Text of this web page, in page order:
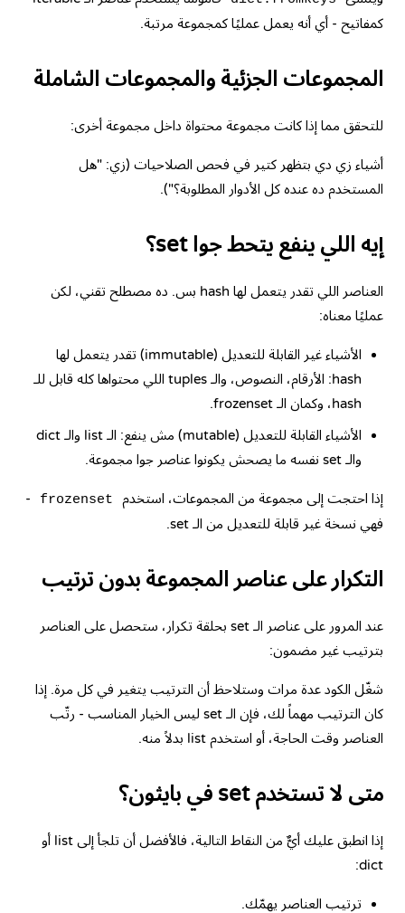
كمفاتيح - أي أنه يعمل عمليًا كمجموعة مرتبة.
المجموعات الجزئية والمجموعات الشاملة
للتحقق مما إذا كانت مجموعة محتواة داخل مجموعة أخرى:
أشياء زي دي بتظهر كتير في فحص الصلاحيات (زي: "هل
المستخدم ده عنده كل الأدوار المطلوبة؟").
إيه اللي ينفع يتحط جوا set؟
العناصر اللي تقدر يتعمل لها hash بس. ده مصطلح تقني، لكن
عمليًا معناه:
الأشياء غير القابلة للتعديل (immutable) تقدر يتعمل لها
hash: الأرقام، النصوص، والـ tuples اللي محتواها كله قابل للـ
hash، وكمان الـ frozenset.
الأشياء القابلة للتعديل (mutable) مش ينفع: الـ list والـ dict
والـ set نفسه ما يصحش يكونوا عناصر جوا مجموعة.
إذا احتجت إلى مجموعة من المجموعات، استخدم frozenset
-
فهي نسخة غير قابلة للتعديل من الـ set.
التكرار على عناصر المجموعة بدون ترتيب
عند المرور على عناصر الـ set بحلقة تكرار، ستحصل على العناصر
بترتيب غير مضمون:
شغّل الكود عدة مرات وستلاحظ أن الترتيب يتغير في كل مرة. إذا
كان الترتيب مهماً لك، فإن الـ set ليس الخيار المناسب - رتّب
العناصر وقت الحاجة، أو استخدم list بدلاً منه.
متى لا تستخدم set في بايثون؟
إذا انطبق عليك أيٌّ من النقاط التالية، فالأفضل أن تلجأ إلى list أو
dict:
ترتيب العناصر يهمّك.